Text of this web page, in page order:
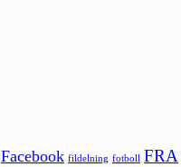
Facebook fildelning fotboll FRA